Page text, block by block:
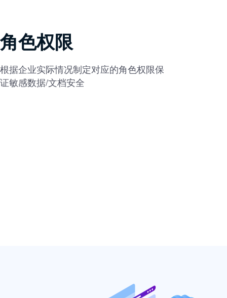
角色权限
根据企业实际情况制定对应的角色权限保
证敏感数据/文档安全